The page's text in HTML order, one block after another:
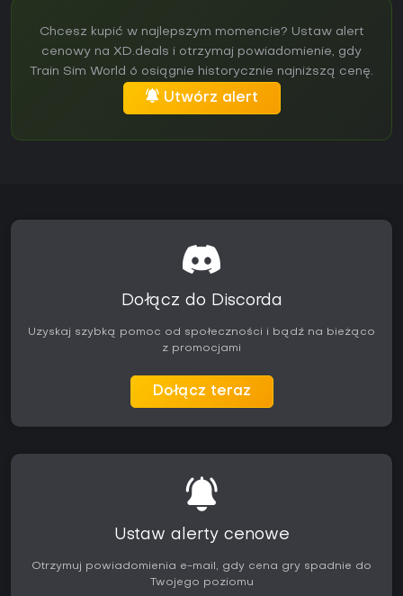
Chcesz kupić w najlepszym momencie? Ustaw alert
cenowy na XD.deals i otrzymaj powiadomienie, gdy
Train Sim World 6 osiągnie historycznie najniższą cenę.
Utwórz alert
Dołącz do Discorda
Uzyskaj szybką pomoc od społeczności i bądź na bieżąco
z promocjami
Dołącz teraz
Ustaw alerty cenowe
Otrzymuj powiadomienia e-mail, gdy cena gry spadnie do
Twojego poziomu